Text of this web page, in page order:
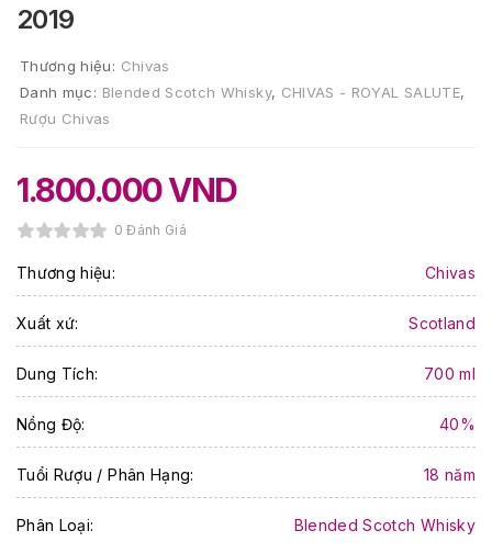
2019
Thương hiệu: Chivas
Danh mục: Blended Scotch Whisky, CHIVAS - ROYAL SALUTE,
Rượu Chivas
1.800.000VND
0 Đánh Giá
Thương hiệu: Chivas
Xuất xứ: Scotland
Dung Tích: 700 ml
Nồng Độ: 40%
Tuổi Rượu / Phân Hạng: 18 năm
Phân Loại: Blended Scotch Whisky